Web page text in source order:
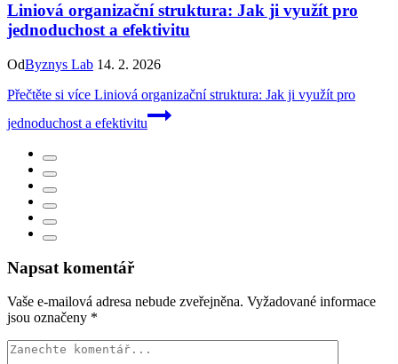
Liniová organizační struktura: Jak ji využít pro
jednoduchost a efektivitu
OdByznys Lab 14. 2. 2026
Přečtěte si více Liniová organizační struktura: Jak ji využít pro
jednoduchost a efektivitu
Napsat komentář
Vaše e-mailová adresa nebude zveřejněna. Vyžadované informace
jsou označeny *